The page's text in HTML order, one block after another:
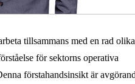
tillsammans med en rad olika
för sektorns operativa
förstahandsinsikt är